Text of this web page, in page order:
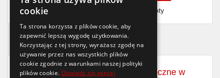
- MŚP i floty
Zobacz wszystkie opony całoroczne w
cookie
Ta strona korzysta z plików cookie, aby
zapewnić lepszą wygodę użytkowania.
Korzystając z tej strony, wyrażasz zgodę na
używanie przez nas wszystkich plików
cookie zgodnie z warunkami naszej polityki
plików cookie. Dowiedz się więcej